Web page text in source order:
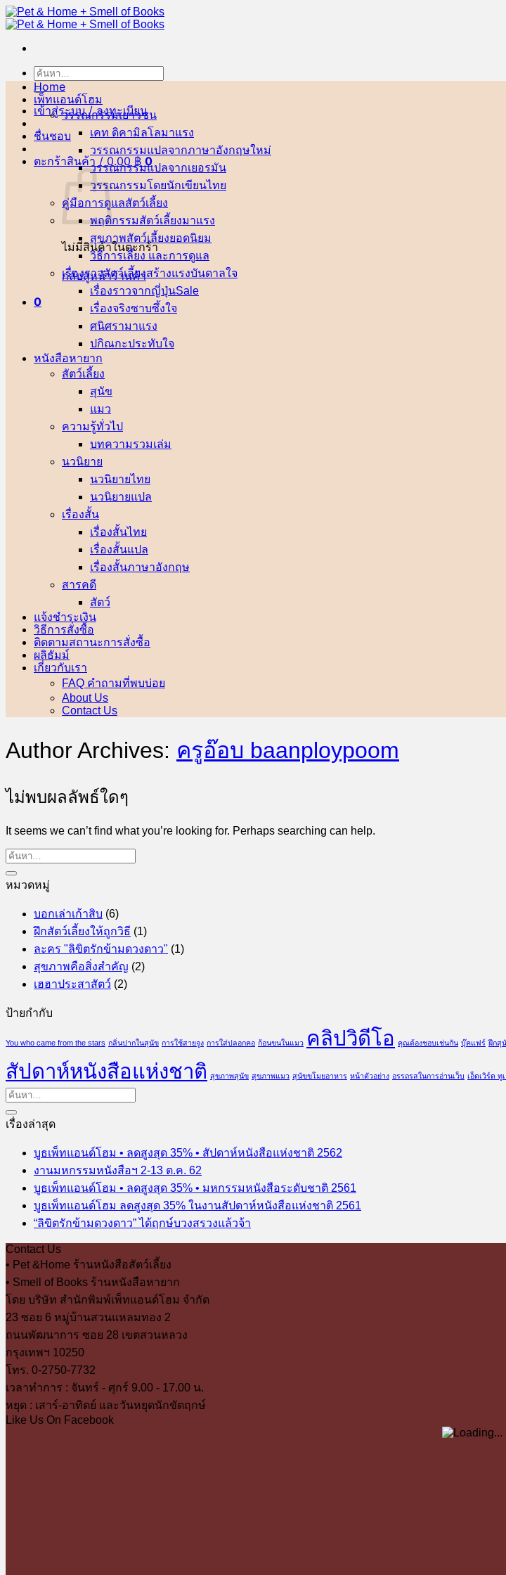
ข้าม
ไป
เนื้อหา
ค้นหา:
เข้าสู่ระบบ / ลงทะเบียน
ชื่นชอบ
ตะกร้าสินค้า / 0.00 ฿ 0
ไม่มีสินค้าในตะกร้า
กลับสู่หน้าร้านค้า
0
Home
เพ็ทแอนด์โฮม
วรรณกรรมเยาวชน
เคท ดิคามิลโล
วรรณกรรมแปลจากภาษาอังกฤษ
วรรณกรรมแปลจากเยอรมัน
วรรณกรรมโดยนักเขียนไทย
คู่มือการดูแลสัตว์เลี้ยง
พฤติกรรมสัตว์เลี้ยง
สุขภาพสัตว์เลี้ยง
วิธีการเลี้ยง และการดูแล
เรื่องราวสัตว์เลี้ยงสร้างแรงบันดาลใจ
เรื่องราวจากญี่ปุ่น
เรื่องจริงซาบซึ้งใจ
ศนิศรา
ปกิณกะประทับใจ
หนังสือหายาก
สัตว์เลี้ยง
สุนัข
แมว
ความรู้ทั่วไป
บทความรวมเล่ม
นวนิยาย
นวนิยายไทย
นวนิยายแปล
เรื่องสั้น
เรื่องสั้นไทย
เรื่องสั้นแปล
เรื่องสั้นภาษาอังกฤษ
สารคดี
สัตว์
แจ้งชำระเงิน
วิธีการสั่งซื้อ
ติดตามสถานะการสั่งซื้อ
ผลิธัมม์
เกี่ยวกับเรา
FAQ คำถามที่พบบ่อย
About Us
Contact Us
Author Archives: ครูอ๊อบ baanploypoom
ไม่พบผลลัพธ์ใดๆ
It seems we can’t find what you’re looking for. Perhaps searching can help.
หมวดหมู่
บอกเล่าเก้าสิบ (6)
ฝึกสัตว์เลี้ยงให้ถูกวิธี (1)
ละคร "ลิขิตรักข้ามดวงดาว" (1)
สุขภาพคือสิ่งสำคัญ (2)
เฮฮาประสาสัตว์ (2)
ป้ายกำกับ
You who came from the stars กลิ่นปากในสุนัข การใช้สายจูง การใส่ปลอกคอ ก้อนขนในแมว คลิปวิดีโอ คุณต้องชอบเช่นกัน บุ๊คแฟร์ ฝึกสุ
สัปดาห์หนังสือแห่งชาติ สุขภาพสุนัข สุขภาพแมว สุนัขขโมยอาหาร หน้าตัวอย่าง อรรถรสในการอ่านเว็บ เอ็ดเวิร์ด ทู
เรื่องล่าสุด
บูธเพ็ทแอนด์โฮม • ลดสูงสุด 35% • สัปดาห์หนังสือแห่งชาติ 2562
งานมหกรรมหนังสือฯ 2-13 ต.ค. 62
บูธเพ็ทแอนด์โฮม • ลดสูงสุด 35% • มหกรรมหนังสือระดับชาติ 2561
บูธเพ็ทแอนด์โฮม ลดสูงสุด 35% ในงานสัปดาห์หนังสือแห่งชาติ 2561
“ลิขิตรักข้ามดวงดาว” ได้ฤกษ์บวงสรวงแล้วจ้า
Contact Us
• Pet &Home ร้านหนังสือสัตว์เลี้ยง
• Smell of Books ร้านหนังสือหายาก
โดย บริษัท สำนักพิมพ์เพ็ทแอนด์โฮม จำกัด
23 ซอย 6 หมู่บ้านสวนแหลมทอง 2
ถนนพัฒนาการ ซอย 28 เขตสวนหลวง
กรุงเทพฯ 10250
โทร. 0-2750-7732
เวลาทำการ : จันทร์ - ศุกร์ 9.00 - 17.00 น.
หยุด : เสาร์-อาทิตย์ และวันหยุดนักขัตฤกษ์
Like Us On Facebook